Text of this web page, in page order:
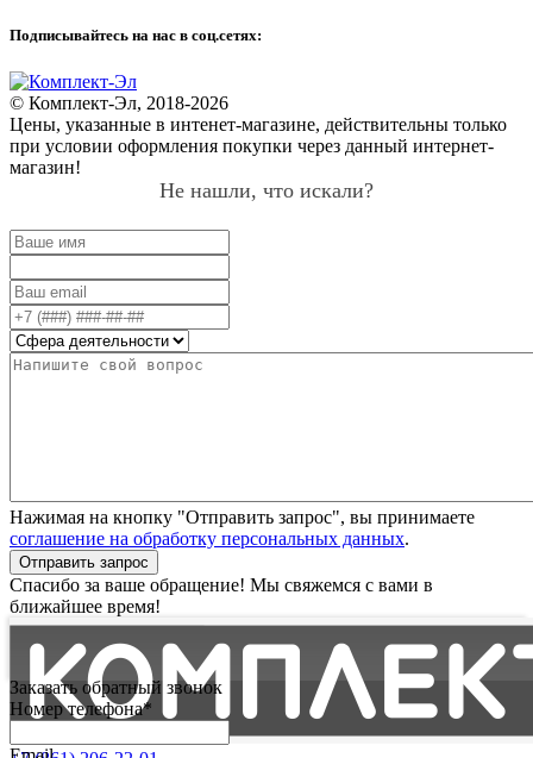
Подписывайтесь на нас в соц.сетях:
© Комплект-Эл, 2018-2026
Цены, указанные в интенет-магазине, действительны только
при условии оформления покупки через данный интернет-
магазин!
Не нашли, что искали?
Нажимая на кнопку "Отправить запрос", вы принимаете
соглашение на обработку персональных данных.
Отправить запрос
Спасибо за ваше обращение! Мы свяжемся с вами в
ближайшее время!
Заказать обратный звонок
Номер телефона*